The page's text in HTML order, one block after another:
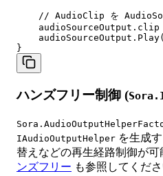
// AudioClip を
audioSourceOutput.clip
ハンズフリー制御 (
IAudioOutputHelper を生成
替えなどの再生経路制御が
ンズフリー も参照してくださ